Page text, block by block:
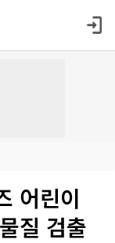
어린이
질 검출